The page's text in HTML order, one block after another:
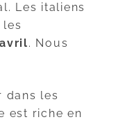
Les italiens
. Nous
dans les
est riche en